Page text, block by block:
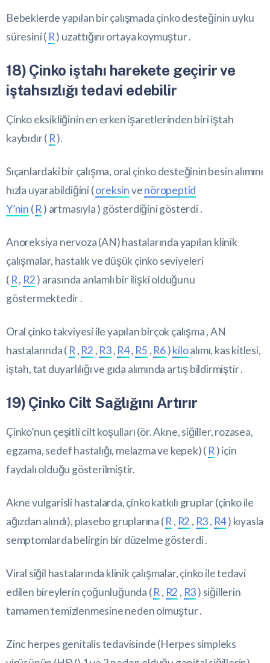
Bebeklerde yapılan bir çalışmada çinko desteğinin uyku
süresini ( R) uzattığını ortaya koymuştur .
18) Çinko iştahı harekete geçirir ve
iştahsızlığı tedavi edebilir
Çinko eksikliğinin en erken işaretlerinden biri iştah
kaybıdır ( R).
Sıçanlardaki bir çalışma, oral çinko desteğinin besin alımını
hızla uyarabildiğini (oreksinvenöropeptid
Y’nin (R ) artmasıyla ) gösterdiğini gösterdi .
Anoreksiya nervoza (AN) hastalarında yapılan klinik
çalışmalar, hastalık ve düşük çinko seviyeleri
( R, R2) arasında anlamlı bir ilişki olduğunu
göstermektedir .
Oral çinko takviyesi ile yapılan birçok çalışma , AN
hastalarında ( R , R2 , R3, R4, R5 , R6)kiloalımı, kas kitlesi,
iştah, tat duyarlılığı ve gıda alımında artış bildirmiştir .
19) Çinko Cilt Sağlığını Artırır
Çinko’nun çeşitli cilt koşulları (ör. Akne, siğiller, rozasea,
egzama, sedef hastalığı, melazma ve kepek) ( R ) için
faydalı olduğu gösterilmiştir.
Akne vulgarisli hastalarda, çinko katkılı gruplar (çinko ile
ağızdan alındı), plasebo gruplarına (R , R2 , R3, R4) kıyasla
semptomlarda belirgin bir düzelme gösterdi .
Viral siğil hastalarında klinik çalışmalar, çinko ile tedavi
edilen bireylerin çoğunluğunda (R , R2 , R3) siğillerin
tamamen temizlenmesine neden olmuştur .
Zinc herpes genitalis tedavisinde (Herpes simpleks